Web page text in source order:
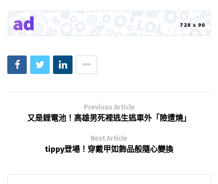
Previous Article
又是鋰電池！高雄男死裡逃生逃車外「險遭燒」
Next Article
tippy登場！穿戴甲如飾品般隨心變換